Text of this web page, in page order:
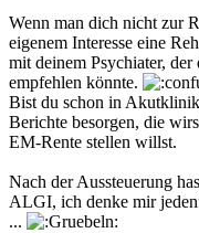
Wenn man dich nicht zur
eigenem Interesse eine
mit deinem Psychiater,
empfehlen könnte.
Bist du schon in
Berichte besorgen, die
EM-Rente stellen willst.
Nach der Aussteuerung
ALGI, ich denke mir
...